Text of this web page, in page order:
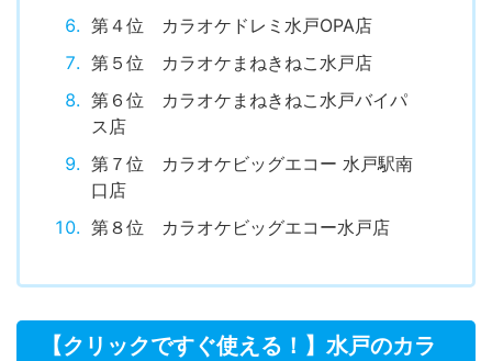
第４位 カラオケドレミ水戸OPA店
第５位 カラオケまねきねこ水戸店
第６位 カラオケまねきねこ水戸バイパ
ス店
第７位 カラオケビッグエコー 水戸駅南
口店
第８位 カラオケビッグエコー水戸店
【クリックですぐ使える！】水戸のカラ